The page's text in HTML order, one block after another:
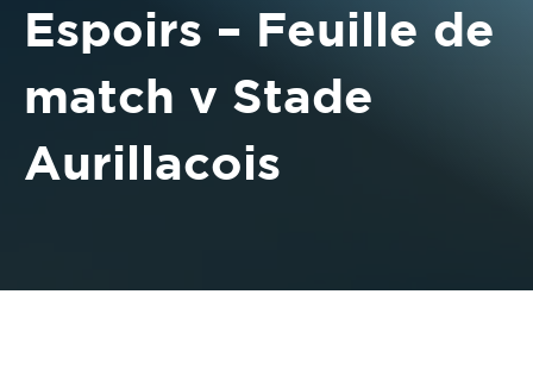
Espoirs – Feuille de
match v Stade
Aurillacois